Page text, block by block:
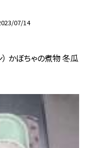
07/14
かぼちゃの煮物 冬瓜